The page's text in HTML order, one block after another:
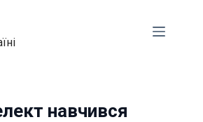
навчився